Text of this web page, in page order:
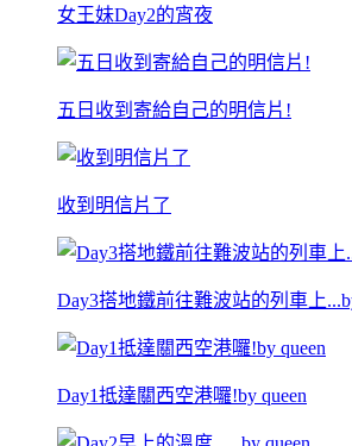
女王妹Day2的宵夜
五日收到寄給自己的明信片!
收到明信片了
Day3搭地鐵前往難波站的列車上
Day1抵達關西空港囉!by queen